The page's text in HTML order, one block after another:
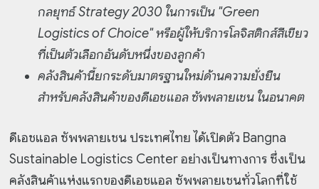
กลยุทธ์ Strategy 2030 ในการเป็น "Green
Logistics of Choice" หรือผู้ให้บริการโลจิสติกส์สีเขียว
ที่เป็นตัวเลือกอันดับหนึ่งของลูกค้า
คลังสินค้านี้ยกระดับมาตรฐานใหม่ด้านความยั่งยืน
สำหรับคลังสินค้าของดีเอชแอล ซัพพลายเชน ในอนาคต
ดีเอชแอล ซัพพลายเชน ประเทศไทย ได้เปิดตัว Bangna
Sustainable Logistics Center อย่างเป็นทางการ ซึ่งเป็น
คลังสินค้าแห่งแรกของดีเอชแอล ซัพพลายเชนทั่วโลกที่ใช้